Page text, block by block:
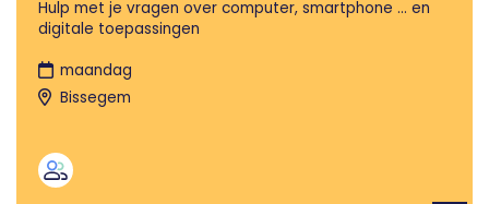
Hulp met je vragen over computer, smartphone ... en
digitale toepassingen
maandag
Bissegem